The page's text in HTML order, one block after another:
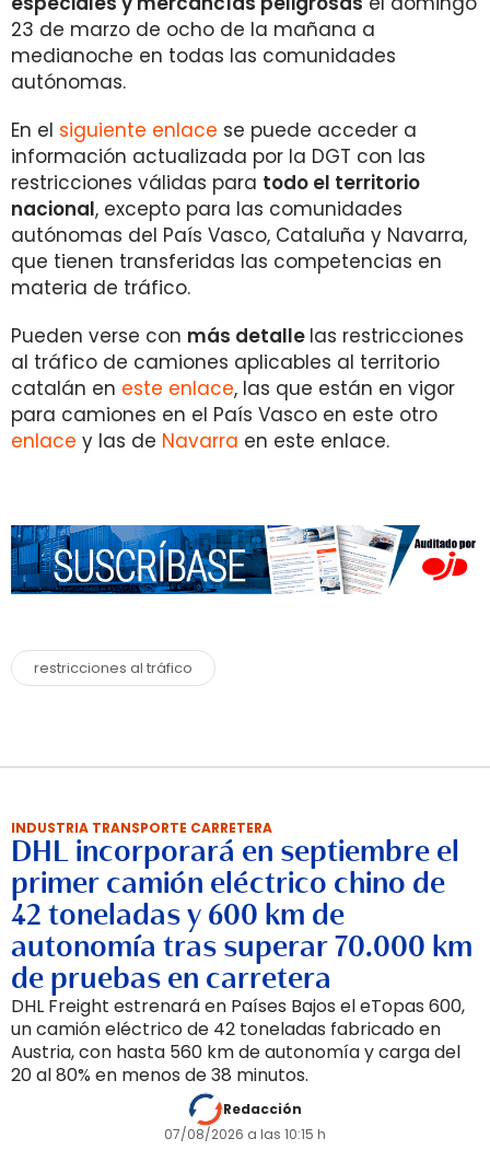
23 de marzo de ocho de la mañana a
medianoche en todas las comunidades
autónomas.
En el siguiente enlace se puede acceder a
información actualizada por la DGT con las
restricciones válidas para todo el territorio
nacional, excepto para las comunidades
autónomas del País Vasco, Cataluña y Navarra,
que tienen transferidas las competencias en
materia de tráfico.
Pueden verse con más detalle las restricciones
al tráfico de camiones aplicables al territorio
catalán en este enlace, las que están en vigor
para camiones en el País Vasco en este otro
enlace y las de Navarra en este enlace.
restricciones al tráfico
INDUSTRIA TRANSPORTE CARRETERA
DHL incorporará en septiembre el
primer camión eléctrico chino de
42 toneladas y 600 km de
autonomía tras superar 70.000 km
de pruebas en carretera
DHL Freight estrenará en Países Bajos el eTopas 600,
un camión eléctrico de 42 toneladas fabricado en
Austria, con hasta 560 km de autonomía y carga del
20 al 80% en menos de 38 minutos.
Redacción
07/08/2026 a las 10:15 h